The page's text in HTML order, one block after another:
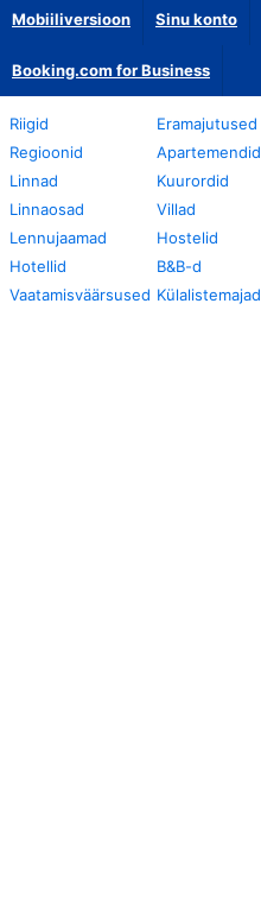
Mobiiliversioon Sinu konto
Booking.com for Business
Riigid
Regioonid
Linnad
Linnaosad
Lennujaamad
Hotellid
Vaatamisväärsused
Eramajutused
Apartemendid
Kuurordid
Villad
Hostelid
B&B-d
Külalistemajad